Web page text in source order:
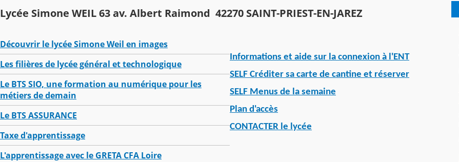
Lycée Simone WEIL 63 av. Albert Raimond 42270 SAINT-PRIEST-EN-JAREZ
Découvrir le lycée Simone Weil en images
Les filières de lycée général et technologique
Le BTS SIO, une formation au numérique pour les
métiers de demain
Le BTS ASSURANCE
Taxe d'apprentissage
L'apprentissage avec le GRETA CFA Loire
Informations et aide sur la connexion à l'ENT
SELF Créditer sa carte de cantine et réserver
SELF Menus de la semaine
Plan d'accès
CONTACTER le lycée